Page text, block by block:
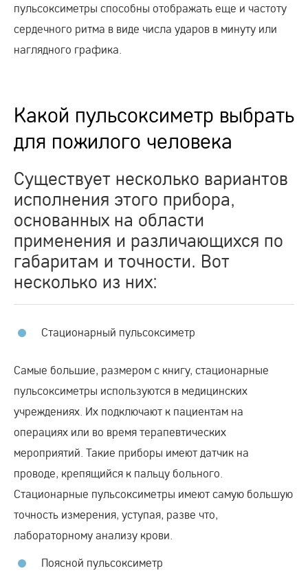
пульсоксиметры способны отображать еще и частоту
сердечного ритма в виде числа ударов в минуту или
наглядного графика.
Какой пульсоксиметр выбрать
для пожилого человека
Существует несколько вариантов
исполнения этого прибора,
основанных на области
применения и различающихся по
габаритам и точности. Вот
несколько из них:
Стационарный пульсоксиметр
Самые большие, размером с книгу, стационарные
пульсоксиметры используются в медицинских
учреждениях. Их подключают к пациентам на
операциях или во время терапевтических
мероприятий. Такие приборы имеют датчик на
проводе, крепящийся к пальцу больного.
Стационарные пульсоксиметры имеют самую большую
точность измерения, уступая, разве что,
лабораторному анализу крови.
Поясной пульсоксиметр